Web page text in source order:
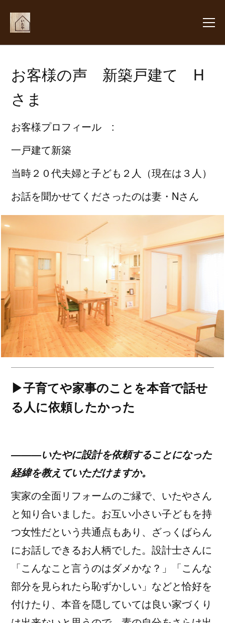
お客様の声 新築戸建て H
さま
お客様プロフィール :
一戸建て新築
当時２０代夫婦と子ども２人（現在は３人）
お話を聞かせてくださったのは妻・Nさん
▶子育てや家事のことを本音で話せ
る人に依頼したかった
―――いたやに設計を依頼することになった
経緯を教えていただけますか。
実家の全面リフォームのご縁で、いたやさん
と知り合いました。お互い小さい子どもを持
つ女性だという共通点もあり、ざっくばらん
にお話しできるお人柄でした。設計士さんに
「こんなこと言うのはダメかな？」「こんな
部分を見られたら恥ずかしい」などと恰好を
付けたり、本音を隠していては良い家づくり